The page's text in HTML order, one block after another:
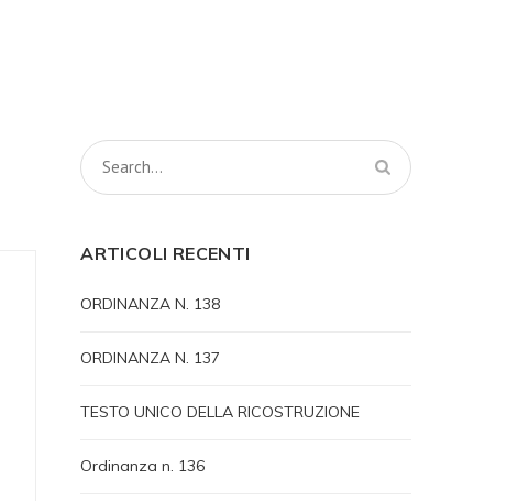
ARTICOLI RECENTI
ORDINANZA N. 138
ORDINANZA N. 137
TESTO UNICO DELLA RICOSTRUZIONE
Ordinanza n. 136